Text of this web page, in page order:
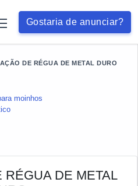
Gostaria de anunciar?
DE RÉGUA DE METAL DURO
moinhos
RÉGUA DE METAL